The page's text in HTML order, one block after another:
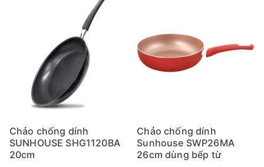
Chảo chống dính
SUNHOUSE SHG1120BA
20cm
Chảo chống dính
Sunhouse SWP26MA
26cm dùng bếp từ